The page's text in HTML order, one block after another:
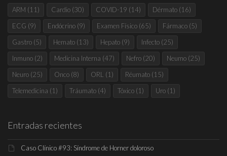
ARM (11) Cardio (30) COVID-19 (14) Dérmato (16)
ECG (9) Endócrino (9) Examen Físico (65) Fármaco (5)
Gastro (5) Hemato (13) Hepato (9) Infecto (25)
Inmuno (2) Medicina Interna (47) Nefro (20) Neumo (25)
Neuro (25) Onco (8) ORL (1) Réumato (15)
Telemedicina (1) Tráumato (4) Tóxico (1) Uro (1)
Entradas recientes
Caso Clínico #93: Síndrome de Horner doloroso